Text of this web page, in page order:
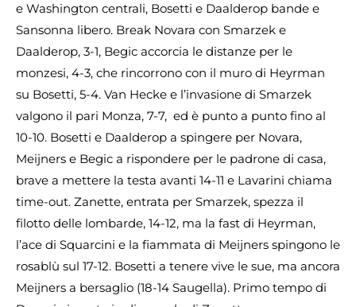
e Washington centrali, Bosetti e Daalderop bande e
Sansonna libero. Break Novara con Smarzek e
Daalderop, 3-1, Begic accorcia le distanze per le
monzesi, 4-3, che rincorrono con il muro di Heyrman
su Bosetti, 5-4. Van Hecke e l’invasione di Smarzek
valgono il pari Monza, 7-7, ed è punto a punto fino al
10-10. Bosetti e Daalderop a spingere per Novara,
Meijners e Begic a rispondere per le padrone di casa,
brave a mettere la testa avanti 14-11 e Lavarini chiama
time-out. Zanette, entrata per Smarzek, spezza il
filotto delle lombarde, 14-12, ma la fast di Heyrman,
l’ace di Squarcini e la fiammata di Meijners spingono le
rosablù sul 17-12. Bosetti a tenere vive le sue, ma ancora
Meijners a bersaglio (18-14 Saugella). Primo tempo di